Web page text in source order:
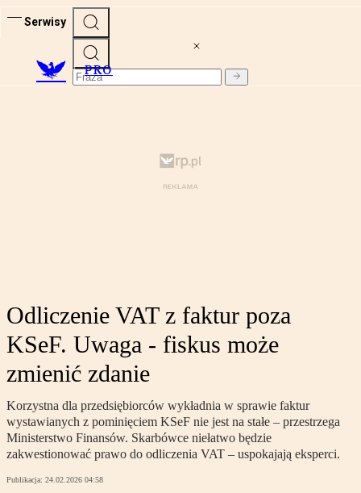
Serwisy
PRO
Odliczenie VAT z faktur poza
KSeF. Uwaga - fiskus może
zmienić zdanie
Korzystna dla przedsiębiorców wykładnia w sprawie faktur
wystawianych z pominięciem KSeF nie jest na stałe – przestrzega
Ministerstwo Finansów. Skarbówce niełatwo będzie
zakwestionować prawo do odliczenia VAT – uspokajają eksperci.
Publikacja: 24.02.2026 04:58